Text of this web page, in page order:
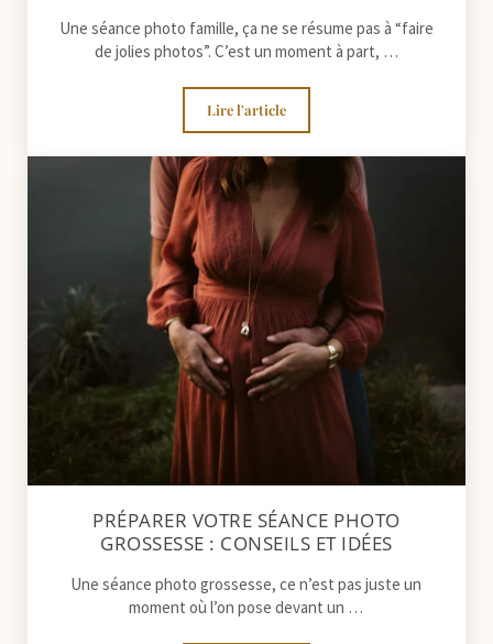
Une séance photo famille, ça ne se résume pas à “faire
de jolies photos”. C’est un moment à part, …
Lire l'articlePréparer votre séance photo famille :
PRÉPARER VOTRE SÉANCE PHOTO
GROSSESSE : CONSEILS ET IDÉES
Une séance photo grossesse, ce n’est pas juste un
moment où l’on pose devant un …